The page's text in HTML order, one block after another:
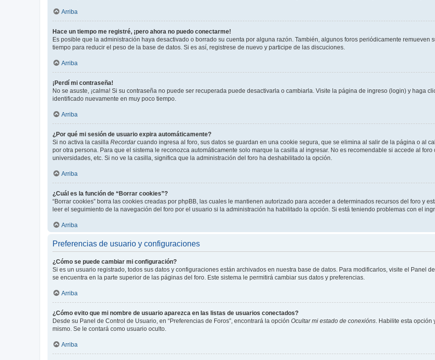
Arriba
Hace un tiempo me registré, ¡pero ahora no puedo conectarme!
Es posible que la administración haya desactivado o borrado su cuenta por alguna razón. También, algunos foros periódicamente
tiempo para reducir el peso de la base de datos. Si es así, registrese de nuevo y participe de las discuciones.
Arriba
¡Perdí mi contraseña!
No se asuste, ¡calma! Si su contraseña no puede ser recuperada puede desactivarla o cambiarla. Visite la página de ingreso (login) y haga
identificado nuevamente en muy poco tiempo.
Arriba
¿Por qué mi sesión de usuario expira automáticamente?
Si no activa la casilla Recordarcuando ingresa al foro, sus datos se guardan en una cookie segura, que se elimina al salir de la página o al
por otra persona. Para que el sistema le reconozca automáticamente solo marque la casilla al ingresar. No es recomendable si accede al
universidades, etc. Si no ve la casilla, significa que la administración del foro ha deshabilitado la opción.
Arriba
¿Cuál es la función de “Borrar cookies”?
“Borrar cookies” borra las cookies creadas por phpBB, las cuales le mantienen autorizado para acceder a determinados recursos del foro y
leer el seguimiento de la navegación del foro por el usuario si la administración ha habilitado la opción. Si está teniendo problemas con el
Arriba
Preferencias de usuario y configuraciones
¿Cómo se puede cambiar mi configuración?
Si es un usuario registrado, todos sus datos y configuraciones están archivados en nuestra base de datos. Para modificarlos, visite el Panel
se encuentra en la parte superior de las páginas del foro. Este sistema le permitirá cambiar sus datos y preferencias.
Arriba
¿Cómo evito que mi nombre de usuario aparezca en las listas de usuarios conectados?
Desde su Panel de Control de Usuario, en “Preferencias de Foros”, encontrará la opción Ocultar mi estado de conexións . Habilite esta
mismo. Se le contará como usuario oculto.
Arriba